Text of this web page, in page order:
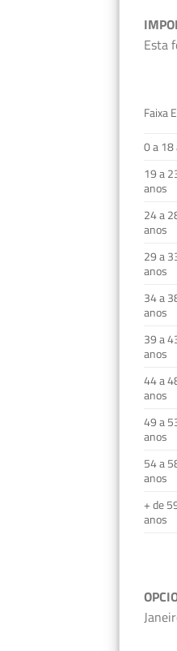
Esta
Faixa
0 a 18
19 a
anos
24 a
anos
29 a
anos
34 a
anos
39 a
anos
44 a
anos
49 a
anos
54 a
anos
+ de
anos